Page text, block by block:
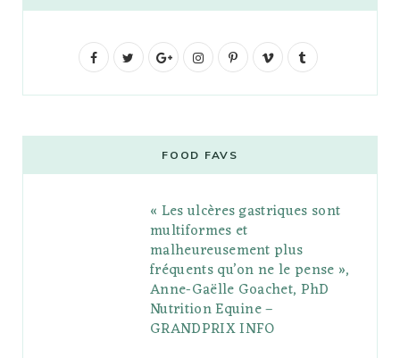
F
b
t
G
g
l
e
P
l
s
I
t
a
g
r
a
m
P
e
r
e
s
V
o
l
r
FOOD FAVS
« Les ulcères gastriques sont
multiformes et
malheureusement plus
fréquents qu’on ne le pense »,
Anne-Gaëlle Goachet, PhD
Nutrition Equine –
GRANDPRIX INFO